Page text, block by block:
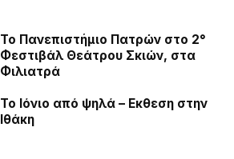
Το Πανεπιστήμιο Πατρών στο 2°
Φεστιβάλ Θεάτρου Σκιών, στα
Φιλιατρά
Το Ιόνιο από ψηλά – Eκθεση στην
Ιθάκη